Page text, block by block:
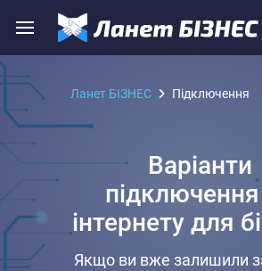
Ланет БІЗНЕС Підключення
Варіанти
інтернету для
Якщо ви вже залишили